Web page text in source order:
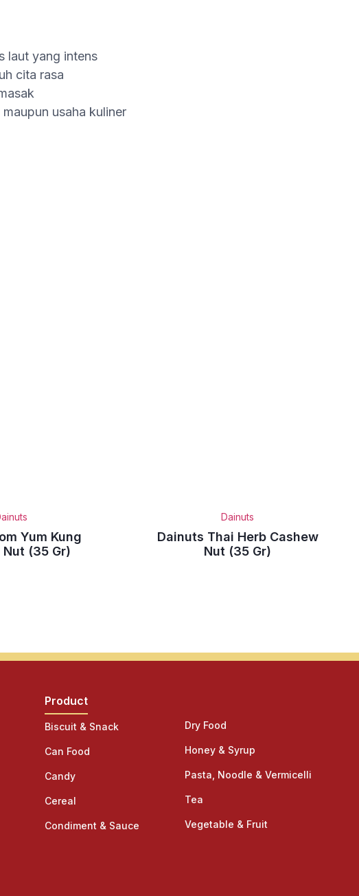
laut yang intens
cita rasa
usaha kuliner
Yum Kung
Nut (35 Gr)
Dainuts
Dainuts Thai Herb Cashew
Nut (35 Gr)
Product
Biscuit & Snack
Can Food
Candy
Cereal
Condiment & Sauce
Dry Food
Honey & Syrup
Pasta, Noodle & Vermicelli
Tea
Vegetable & Fruit